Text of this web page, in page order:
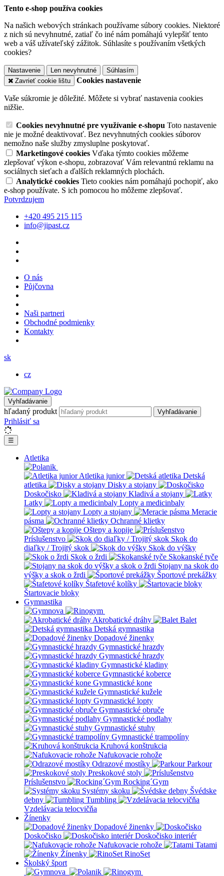
Tento e-shop používa cookies
Na našich webových stránkach používame súbory cookies. Niektoré
z nich sú nevyhnutné, zatiaľ čo iné nám pomáhajú vylepšiť tento
web a váš užívateľský zážitok. Súhlasíte s používaním všetkých
cookies?
Nastavenie Len nevyhnutné
Súhlasím
Zavrieť cookie lištu
Cookies nastavenie
Vaše súkromie je dôležité. Môžete si vybrať nastavenia cookies
nižšie.
Cookies nevyhnutné pre využívanie e-shopu Toto nastavenie
nie je možné deaktivovať. Bez nevyhnutných cookies súborov
nemožno naše služby zmysluplne poskytovať.
Marketingové cookies Vďaka týmto cookies môžeme
zlepšovať výkon e-shopu, zobrazovať Vám relevantnú reklamu na
sociálnych sieťach a ďalších reklamných plochách.
Analytické cookies Tieto cookies nám pomáhajú pochopiť, ako
e-shop používate. S ich pomocou ho môžeme zlepšovať.
Potvrdzujem
+420 495 215 115
info@jipast.cz
O nás
Půjčovna
Naši partneri
Obchodné podmienky
Kontakty
sk
cz
Vyhľadávanie
hľadaný produkt Vyhľadávanie
Prihlásiť sa
☰
Atletika
Atletika junior
Detská
atletika
Disky a stojany
Doskočisko
Kladivá a stojany
Latky
Lopty a medicinbaly
Lopty a stojany
Meracie
pásma
Ochranné klietky
Oštepy a kopije
Príslušenstvo
Skok do
diaľky / Trojitý skok
Skok do výšky
Skok o žrdi
Skokanské tyče
Stojany na skok do
výšky a skok o žrdi
Športové prekážky
Štafetové kolíky
Štartovacie bloky
Gymnastika
Akrobatické dráhy
Balet
Detská gymnastika
Dopadové žinenky
Gymnastické hrazdy
Gymnastické hrazdy
Gymnastické kladiny
Gymnastické koberce
Gymnastické kone
Gymnastické kužele
Gymnastické lopty
Gymnastické obruče
Gymnastické podlahy
Gymnastické stuhy
Gymnastické trampolíny
Kruhová konštrukcia
Nafukovacie rohože
Odrazové mostíky
Parkour
Preskokové stoly
Príslušenstvo
Rocking´Gym
Systémy skoku
Švédske
debny
Tumbling
Vzdelávacia telocvičňa
Žínenky
Dopadové žinenky
Doskočisko
Doskočisko interiér
Nafukovacie rohože
Tatami
Žínenky
RinoSet
Školský šport